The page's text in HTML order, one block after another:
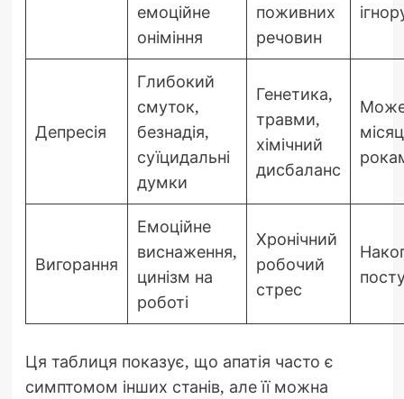
емоційне
оніміння
поживних
речовин
Депресія
Глибокий
смуток,
безнадія,
суїцидальні
думки
Генетика,
травми,
хімічний
дисбаланс
Вигорання
Емоційне
виснаження,
цинізм на
роботі
Хронічний
робочий
стрес
Ця таблиця показує, що апатія часто є
симптомом інших станів, але її можна